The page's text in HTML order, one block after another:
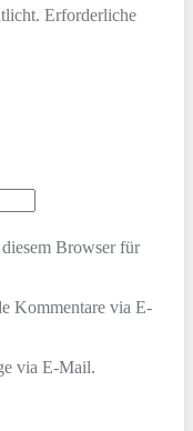
Erforderliche
Browser für
Kommentare via E-
via E-Mail.